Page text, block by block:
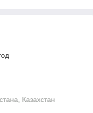
доставка до двери
Казахстан